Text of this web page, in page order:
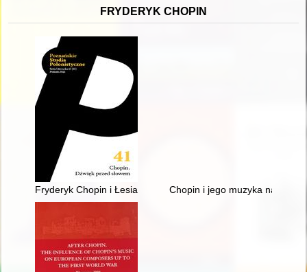
FRYDERYK CHOPIN
Fryderyk Chopin i Łesia Ukrainka : per meChopin i jego muzyka na